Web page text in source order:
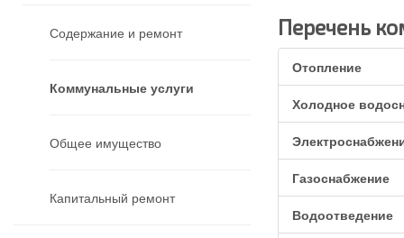
Содержание и ремонт
Коммунальные услуги
Общее имущество
Капитальный ремонт
Перечень
Отопление
Холодное
Газоснабжение
Водоотведение